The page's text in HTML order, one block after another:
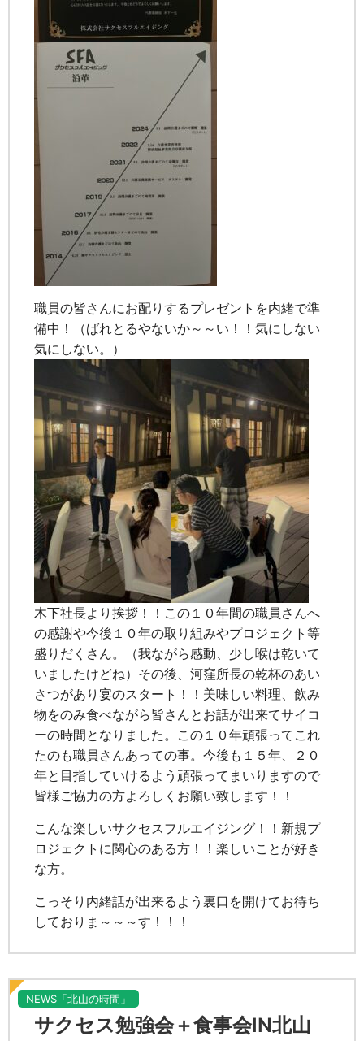
職員の皆さんにお配りするプレゼントを内緒で準
備中！（ばれとるやないか～～い！！気にしない
気にしない。）
木下社長より挨拶！！この１０年間の職員さんへ
の感謝や今後１０年の取り組みやプロジェクト等
盛りだくさん。（我ながら感動、少し喉は乾いて
いましたけどね）その後、河窪所長の乾杯のあい
さつがあり宴のスタート！！美味しい料理、飲み
物をのみ食べながら皆さんとお話が出来てサイコ
ーの時間となりました。この１０年頑張ってこれ
たのも職員さんあっての事。今後も１５年、２０
年と目指していけるよう頑張ってまいりますので
皆様ご協力の方よろしくお願い致します！！
こんな楽しいサクセスフルエイジング！！新規プ
ロジェクトに関心のある方！！楽しいことが好き
な方。
こっそり内緒話が出来るよう裏口を開けてお待ち
しておりま～～～す！！！
NEWS「北山の時間」
サクセス勉強会＋食事会IN北山